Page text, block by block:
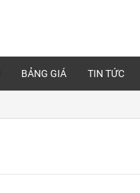
BẢNG GIÁ TIN TỨC